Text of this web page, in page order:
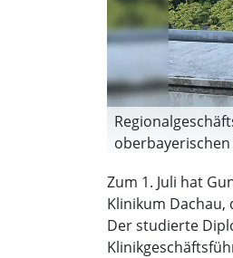
Zum 1. Juli hat
Klinikum Dachau,
Der studierte